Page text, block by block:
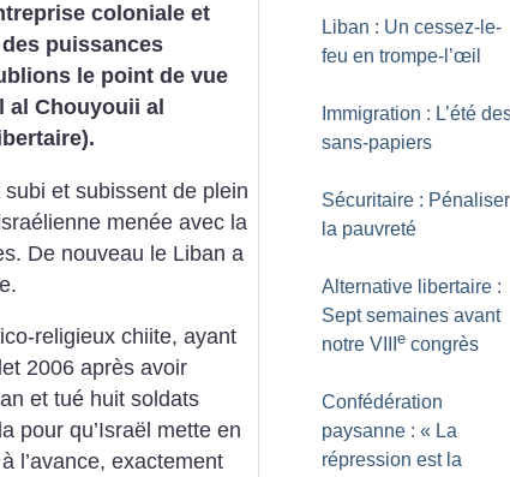
coloniale et
puissances
le point de vue
al Chouyouii al
et subissent de plein
menée avec la
De nouveau le Liban a
religieux chiite, ayant
2006 après avoir
et tué huit soldats
pour qu’Israël mette en
l’avance, exactement
Liban : Un cessez-le-
feu en trompe-l’œil
Immigration : L’été
sans-papiers
Sécuritaire : Pénaliser
la pauvreté
Alternative libertaire :
Sept semaines avant
notre VIII e congrès
Confédération
paysanne : « La
répression est la